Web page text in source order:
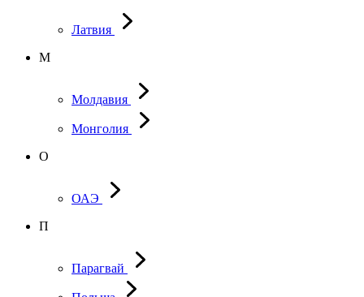
Латвия
М
Молдавия
Монголия
О
ОАЭ
П
Парагвай